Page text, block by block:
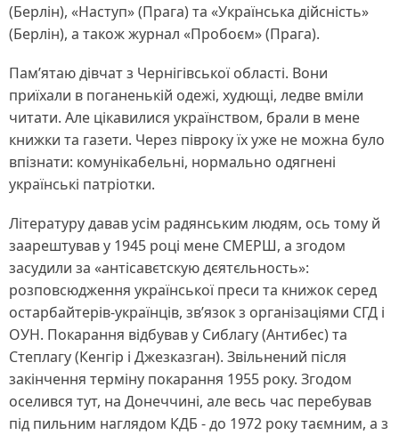
(Берлін), «Наступ» (Прага) та «Українська дійсність»
(Берлін), а також журнал «Пробоєм» (Прага).
Пам’ятаю дівчат з Чернігівської області. Вони
приїхали в поганенькій одежі, худющі, ледве вміли
читати. Але цікавилися українством, брали в мене
книжки та газети. Через півроку їх уже не можна було
впізнати: комунікабельні, нормально одягнені
українські патріотки.
Літературу давав усім радянським людям, ось тому й
заарештував у 1945 році мене СМЕРШ, а згодом
засудили за «антісавєтскую дєятєльность»:
розповсюдження української преси та книжок серед
остарбайтерів-українців, зв’язок з організаціями СГД і
ОУН. Покарання відбував у Сиблагу (Антибес) та
Степлагу (Кенгір і Джезказган). Звільнений після
закінчення терміну покарання 1955 року. Згодом
оселився тут, на Донеччині, але весь час перебував
під пильним наглядом КДБ - до 1972 року таємним, а з